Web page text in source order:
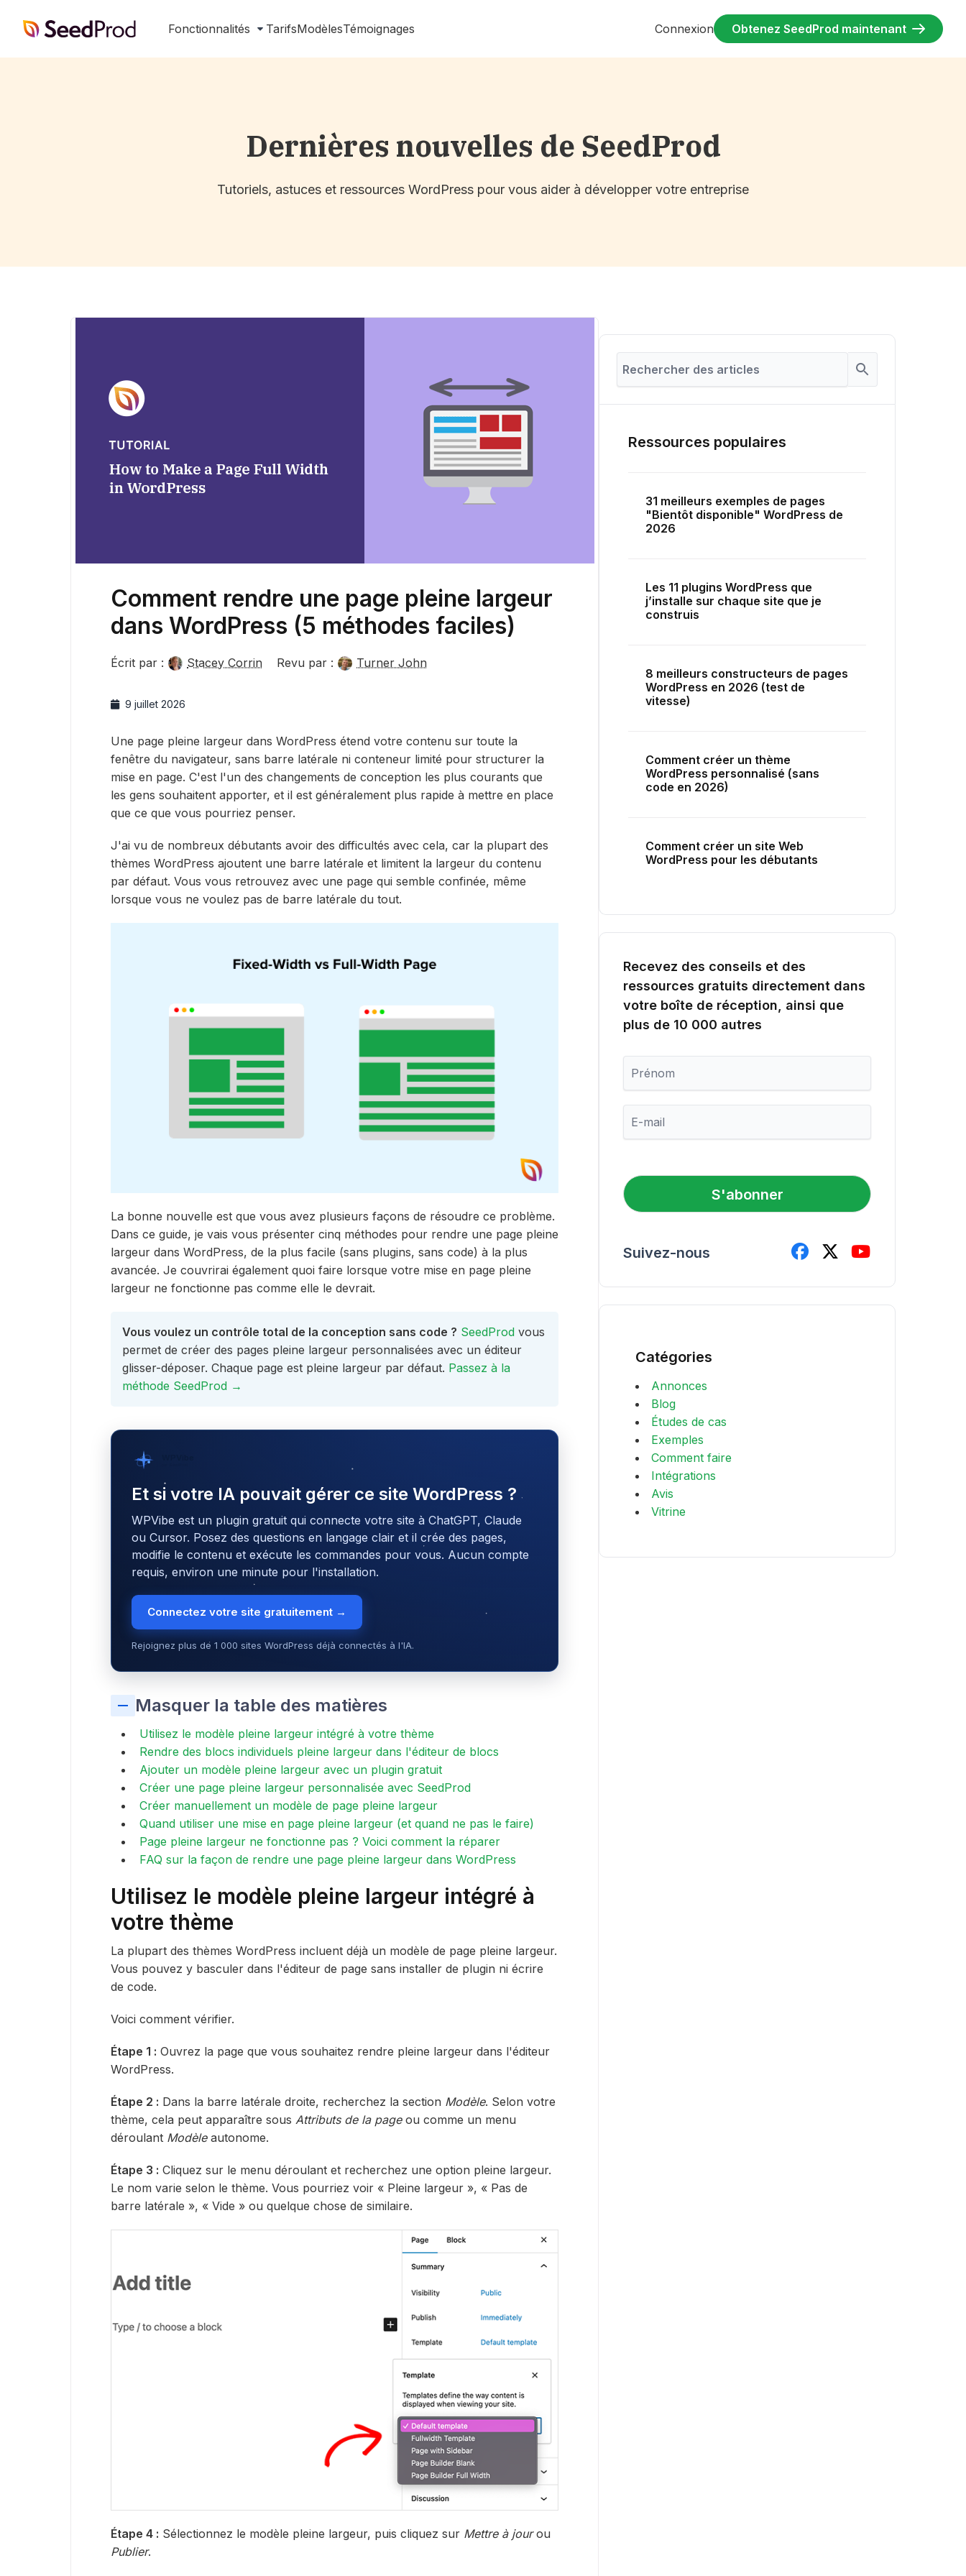
SeedProd Fonctionnalités TarifsModèlesTémoignages Connexion Obtenez SeedProd maintenant
Dernières nouvelles de SeedProd
Tutoriels, astuces et ressources WordPress pour vous aider à développer votre entreprise
Comment rendre une page pleine largeur
dans WordPress (5 méthodes faciles)
Écrit par : Stacey Corrin Revu par : Turner John
9 juillet 2026
Une page pleine largeur dans WordPress étend votre contenu sur toute la
fenêtre du navigateur, sans barre latérale ni conteneur limité pour structurer la
mise en page. C'est l'un des changements de conception les plus courants que
les gens souhaitent apporter, et il est généralement plus rapide à mettre en place
que ce que vous pourriez penser.
J'ai vu de nombreux débutants avoir des difficultés avec cela, car la plupart des
thèmes WordPress ajoutent une barre latérale et limitent la largeur du contenu
par défaut. Vous vous retrouvez avec une page qui semble confinée, même
lorsque vous ne voulez pas de barre latérale du tout.
La bonne nouvelle est que vous avez plusieurs façons de résoudre ce problème.
Dans ce guide, je vais vous présenter cinq méthodes pour rendre une page pleine
largeur dans WordPress, de la plus facile (sans plugins, sans code) à la plus
avancée. Je couvrirai également quoi faire lorsque votre mise en page pleine
largeur ne fonctionne pas comme elle le devrait.
Vous voulez un contrôle total de la conception sans code ? SeedProd vous
permet de créer des pages pleine largeur personnalisées avec un éditeur
glisser-déposer. Chaque page est pleine largeur par défaut. Passez à la
méthode SeedProd →
Et si votre IA pouvait gérer ce site WordPress ?
WPVibe est un plugin gratuit qui connecte votre site à ChatGPT, Claude
ou Cursor. Posez des questions en langage clair et il crée des pages,
modifie le contenu et exécute les commandes pour vous. Aucun compte
requis, environ une minute pour l'installation.
Connectez votre site gratuitement →
Rejoignez plus de 1 000 sites WordPress déjà connectés à l'IA.
Masquer la table des matières
Utilisez le modèle pleine largeur intégré à votre thème
Rendre des blocs individuels pleine largeur dans l'éditeur de blocs
Ajouter un modèle pleine largeur avec un plugin gratuit
Créer une page pleine largeur personnalisée avec SeedProd
Créer manuellement un modèle de page pleine largeur
Quand utiliser une mise en page pleine largeur (et quand ne pas le faire)
Page pleine largeur ne fonctionne pas ? Voici comment la réparer
FAQ sur la façon de rendre une page pleine largeur dans WordPress
Utilisez le modèle pleine largeur intégré à
votre thème
La plupart des thèmes WordPress incluent déjà un modèle de page pleine largeur.
Vous pouvez y basculer dans l'éditeur de page sans installer de plugin ni écrire
de code.
Voici comment vérifier.
Étape 1 : Ouvrez la page que vous souhaitez rendre pleine largeur dans l'éditeur
WordPress.
Étape 2 : Dans la barre latérale droite, recherchez la section Modèle. Selon votre
thème, cela peut apparaître sous Attributs de la pageou comme un menu
déroulant Modèleautonome.
Étape 3 : Cliquez sur le menu déroulant et recherchez une option pleine largeur.
Le nom varie selon le thème. Vous pourriez voir « Pleine largeur », « Pas de
barre latérale », « Vide » ou quelque chose de similaire.
Étape 4 : Sélectionnez le modèle pleine largeur, puis cliquez sur Mettre à jourou
Publier.
Ressources populaires
31 meilleurs exemples de pages
"Bientôt disponible" WordPress de
2026
Les 11 plugins WordPress que
j’installe sur chaque site que je
construis
8 meilleurs constructeurs de pages
WordPress en 2026 (test de
vitesse)
Comment créer un thème
WordPress personnalisé (sans
code en 2026)
Comment créer un site Web
WordPress pour les débutants
Recevez des conseils et des
ressources gratuits directement dans
votre boîte de réception, ainsi que
plus de 10 000 autres
é
n
m
l
*
S'abonner
Suivez-nous
Catégories
Annonces
Blog
Études de cas
Exemples
Comment faire
Intégrations
Avis
Vitrine